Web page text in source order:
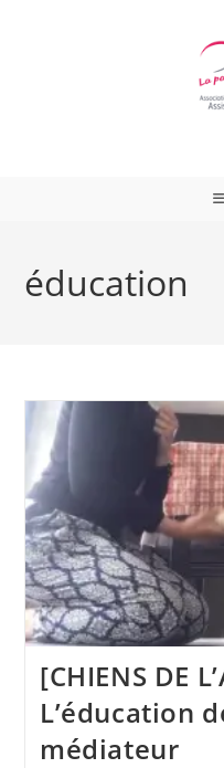
éducation
[CHIENS DE
L’éducation
médiateur